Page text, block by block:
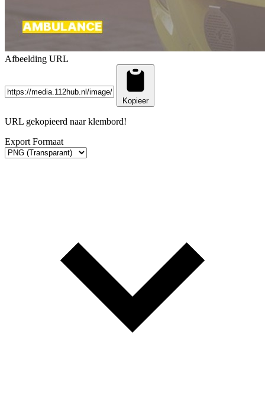
Afbeelding URL
Kopieer
URL gekopieerd naar klembord!
Export Formaat